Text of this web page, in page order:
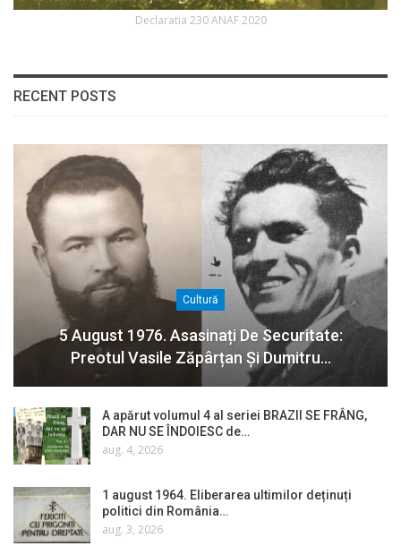
Declaratia 230 ANAF 2020
RECENT POSTS
Cultură
5 August 1976. Asasinați De Securitate:
Preotul Vasile Zăpârțan Și Dumitru…
A apărut volumul 4 al seriei BRAZII SE FRÂNG,
DAR NU SE ÎNDOIESC de…
aug. 4, 2026
1 august 1964. Eliberarea ultimilor deținuți
politici din România…
aug. 3, 2026